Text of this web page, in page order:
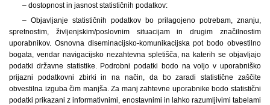
– dostopnost in jasnost statističnih podatkov:
– Objavljanje statističnih podatkov bo prilagojeno potrebam, znanju,
spretnostim, življenjskim/poslovnim situacijam in drugim značilnostim
uporabnikov. Osnovna diseminacijsko-komunikacijska pot bodo obvestilno
bogata, vendar navigacijsko nezahtevna spletišča, na katerih se objavljajo
podatki državne statistike. Podrobni podatki bodo na voljo v uporabniško
prijazni podatkovni zbirki in na način, da bo zaradi statistične zaščite
obvestilna izguba čim manjša. Za manj zahtevne uporabnike bodo statistični
podatki prikazani z informativnimi, enostavnimi in lahko razumljivimi tabelami